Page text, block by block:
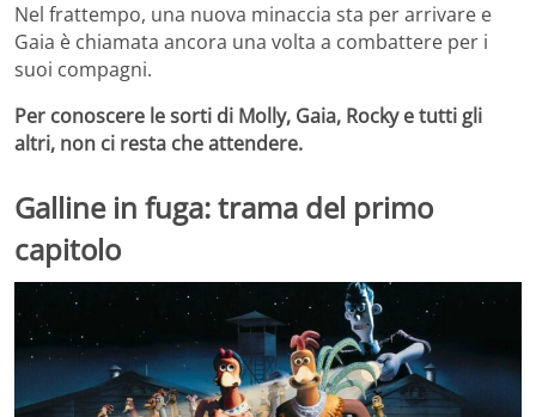
Nel frattempo, una nuova minaccia sta per arrivare e
Gaia è chiamata ancora una volta a combattere per i
suoi compagni.
Per conoscere le sorti di Molly, Gaia, Rocky e tutti gli
altri, non ci resta che attendere.
Galline in fuga: trama del primo
capitolo